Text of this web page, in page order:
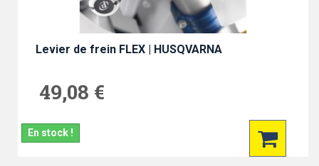
Levier de frein FLEX | HUSQVARNA
49,08 €
En stock !